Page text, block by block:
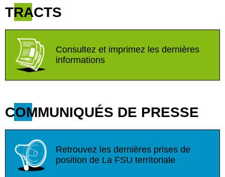
TRACTS
Consultez et imprimez les dernières
informations
COMMUNIQUÉS DE PRESSE
Retrouvez les dernières prises de
position de La FSU territoriale